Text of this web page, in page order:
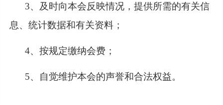
3、及时向本会反映情况，提供所需的有关信
息、统计数据和有关资料；
4、按规定缴纳会费；
5、自觉维护本会的声誉和合法权益。